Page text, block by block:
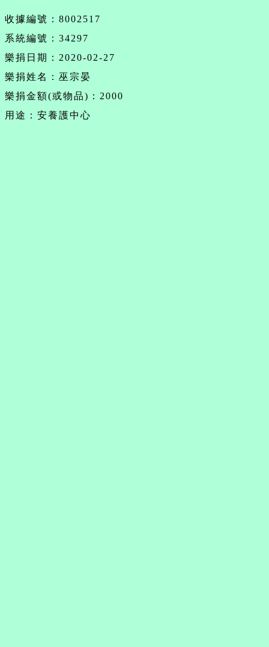
收據編號：8002517
系統編號：34297
樂捐日期：2020-02-27
樂捐姓名：巫宗晏
樂捐金額(或物品)：2000
用途：安養護中心